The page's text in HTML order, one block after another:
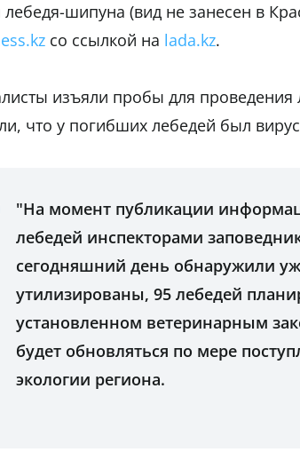
шипуна (вид не занесен в
со ссылкой на lada.kz.
изъяли пробы для проведения
что у погибших лебедей был
"На момент публикации
лебедей инспекторами
сегодняшний день обнаружили
утилизированы, 95 лебедей
установленном ветеринарным
будет обновляться по мере
экологии региона.